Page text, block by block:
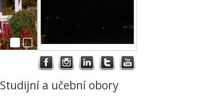
Studijní a učební obory